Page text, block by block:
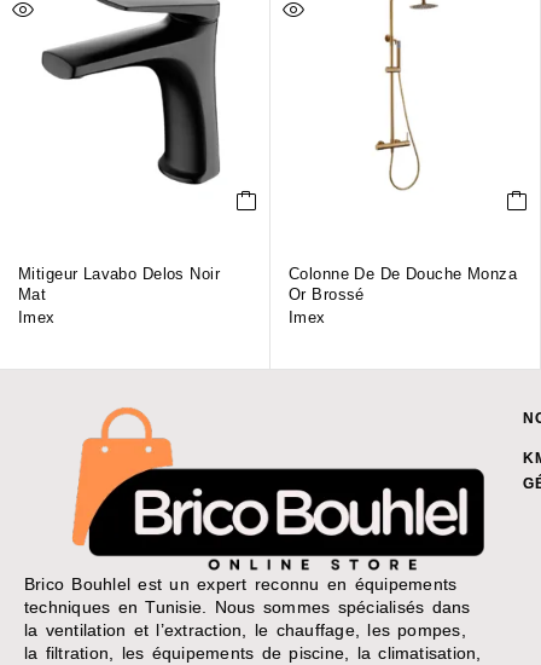
Mitigeur Lavabo Delos Noir
Mat
Imex
Colonne De De Douche Monza
Or Brossé
Imex
Brico Bouhlel est un expert reconnu en équipements
techniques en Tunisie. Nous sommes spécialisés dans
la ventilation et l’extraction, le chauffage, les pompes,
la filtration, les équipements de piscine, la climatisation,